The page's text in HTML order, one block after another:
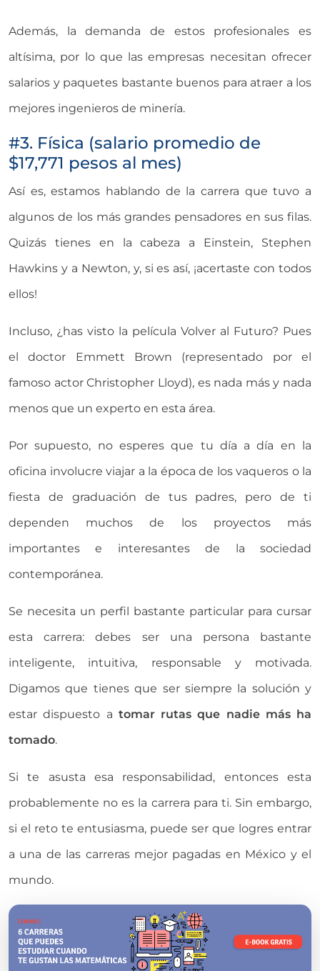
Además, la demanda de estos profesionales es
altísima, por lo que las empresas necesitan ofrecer
salarios y paquetes bastante buenos para atraer a los
mejores ingenieros de minería.
#3. Física (salario promedio de
$17,771 pesos al mes)
Así es, estamos hablando de la carrera que tuvo a
algunos de los más grandes pensadores en sus filas.
Quizás tienes en la cabeza a Einstein, Stephen
Hawkins y a Newton, y, si es así, ¡acertaste con todos
ellos!
Incluso, ¿has visto la película Volver al Futuro? Pues
el doctor Emmett Brown (representado por el
famoso actor Christopher Lloyd), es nada más y nada
menos que un experto en esta área.
Por supuesto, no esperes que tu día a día en la
oficina involucre viajar a la época de los vaqueros o la
fiesta de graduación de tus padres, pero de ti
dependen muchos de los proyectos más
importantes e interesantes de la sociedad
contemporánea.
Se necesita un perfil bastante particular para cursar
esta carrera: debes ser una persona bastante
inteligente, intuitiva, responsable y motivada.
Digamos que tienes que ser siempre la solución y
estar dispuesto a tomar rutas que nadie más ha
tomado.
Si te asusta esa responsabilidad, entonces esta
probablemente no es la carrera para ti. Sin embargo,
si el reto te entusiasma, puede ser que logres entrar
a una de las carreras mejor pagadas en México y el
mundo.